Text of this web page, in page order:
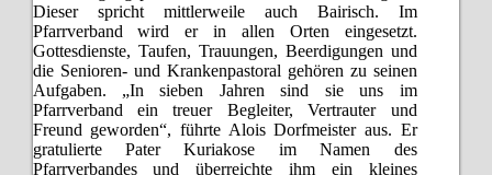
Dieser spricht mittlerweile auch Bairisch. Im
Pfarrverband wird er in allen Orten eingesetzt.
Gottesdienste, Taufen, Trauungen, Beerdigungen und
die Senioren- und Krankenpastoral gehören zu seinen
Aufgaben. „In sieben Jahren sind sie uns im
Pfarrverband ein treuer Begleiter, Vertrauter und
Freund geworden“, führte Alois Dorfmeister aus. Er
gratulierte Pater Kuriakose im Namen des
Pfarrverbandes und überreichte ihm ein kleines